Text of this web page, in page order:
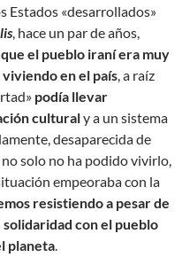
Estados «desarrollados»
, hace un par de años,
el pueblo iraní era muy
en el país, a raíz
podía llevar
culturaly a un sistema
desaparecida de
solo no ha podido vivirlo,
empeoraba con la
resistiendo a pesar de
con el pueblo
planeta.